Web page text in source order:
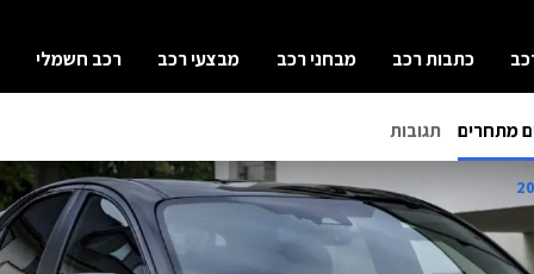
כתבות רכב מבחני רכב מבצעי רכב רכב חשמלי
מתחרים תגובות